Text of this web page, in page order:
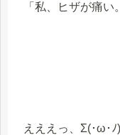
「私、ヒザが痛い
えええっ、Σ(･ω･ﾉ